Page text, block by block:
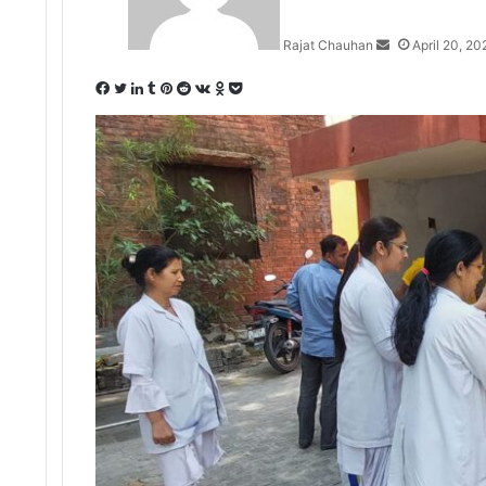
Rajat Chauhan April 20,
Facebook
Twitter
LinkedIn
Tumblr
Pinterest
RedditVKontakte
Odnoklassniki
Pocket